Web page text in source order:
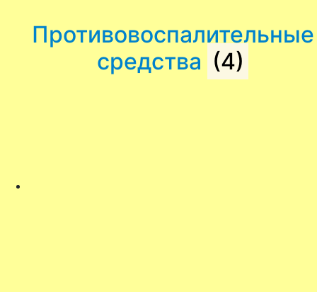
Противовоспалительные
средства (4)